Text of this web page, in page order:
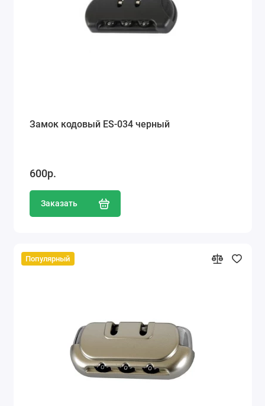
Замок кодовый ES-034 черный
600р.
Заказать
Популярный